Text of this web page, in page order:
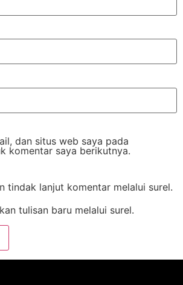
dan situs web saya pada
komentar saya berikutnya.
tindak lanjut komentar melalui surel.
tulisan baru melalui surel.